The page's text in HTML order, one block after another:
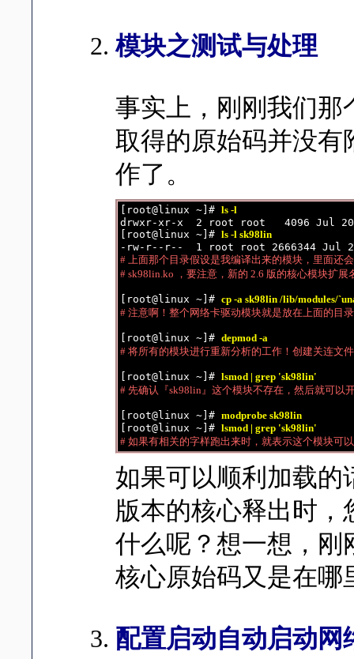
模块之测试与处理
事实上，刚刚我们那
取得的原始码并没有
作了。
[root@linux ~]# ls -l
drwxr-xr-x  2 root root   4096 Jul
[root@linux ~]# ls -l sk98lin
# 上面那个目录假设是我编译出来的模块，里面还
# sk98lin.ko ，要注意，新的 2.6 版的核心模块扩展
[root@linux ~]# cp -a sk98lin /lib/modules/
# 注意啊！整个网络卡驱动模块就是放在上面的目
[root@linux ~]# depmod -a
# 将所有的模块进行重新分析的工作！创建关连文件
[root@linux ~]# lsmod | grep 'sk98lin'
# 先确认『sk98lin』这个模块不存在，然后就可以
[root@linux ~]# modprobe sk98lin
[root@linux ~]# lsmod | grep 'sk98lin'
# 如果有相关的字样跑出来时，就表示这个模块可
如果可以顺利加载的
版本的核心释出时
什么呢？想一想，刚
核心原始码又是在哪
配置启动自动启动网